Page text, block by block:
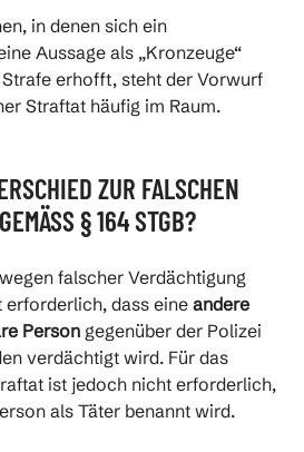
in denen sich ein
Aussage als „Kronzeuge“
erhofft, steht der Vorwurf
Straftat häufig im Raum.
ZUR FALSCHEN
§ 164 STGB?
falscher Verdächtigung
erforderlich, dass eineandere
Person gegenüber der Polizei
verdächtigt wird. Für das
ist jedoch nicht erforderlich,
als Täter benannt wird.